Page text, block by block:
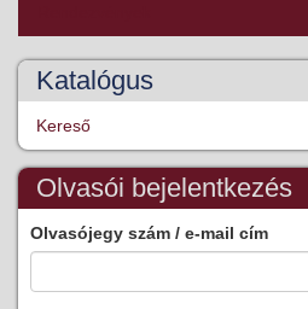
Katalógus
Kereső
Olvasói bejelentkezés
Olvasójegy szám / e-mail cím